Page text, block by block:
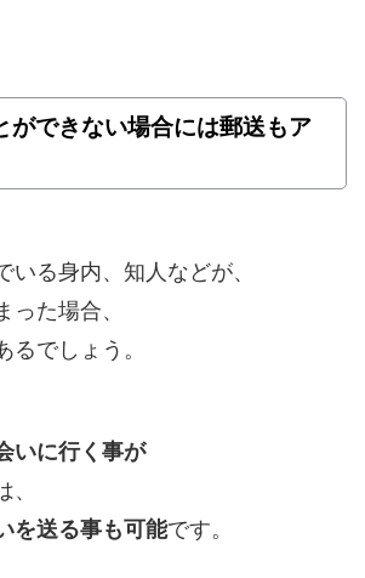
ができない場合には郵送もア
いる身内、知人などが、
った場合、
るでしょう。
いに行く事が
、
を送る事も可能です。